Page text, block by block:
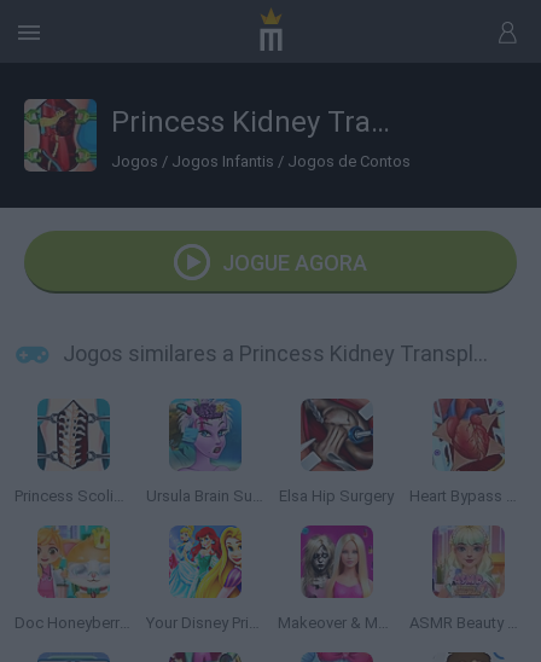
Princess Kidney Transplant
Jogos / Jogos Infantis / Jogos de Contos
JOGUE AGORA
Jogos similares a Princess Kidney Transplant
Princess Scoliosis Surgery Ursula Brain Surgery Elsa Hip Surgery Heart Bypass Surgery
Doc Honeyberry Kitty Surgery Your Disney Princess Style Makeover & Makeup ASMR: Salon Barbie ASMR Beauty Treatment